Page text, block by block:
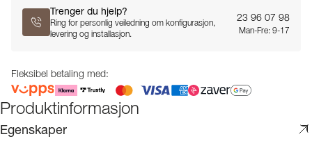
Trenger du hjelp?
Ring for personlig veiledning om konfigurasjon,
levering og installasjon.
23 96 07 98
Man-Fre: 9-17
Fleksibel betaling med:
Produktinformasjon
Egenskaper